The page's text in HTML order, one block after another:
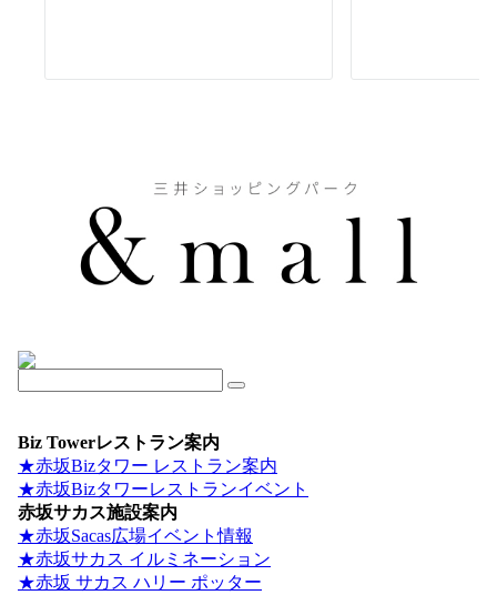
Biz Towerレストラン案内
★赤坂Bizタワー レストラン案内
★赤坂Bizタワーレストランイベント
赤坂サカス施設案内
★赤坂Sacas広場イベント情報
★赤坂サカス イルミネーション
★赤坂 サカス ハリー ポッター